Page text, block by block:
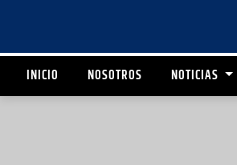
INICIO NOSOTROS NOTICIAS